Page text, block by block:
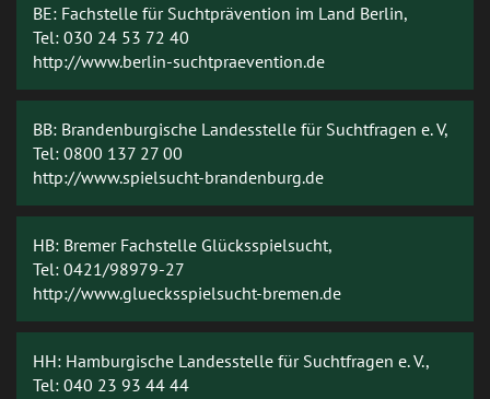
BE: Fachstelle für Suchtprävention im Land Berlin,
Tel: 030 24 53 72 40
http://www.berlin-suchtpraevention.de
BB: Brandenburgische Landesstelle für Suchtfragen e. V,
Tel: 0800 137 27 00
http://www.spielsucht-brandenburg.de
HB: Bremer Fachstelle Glücksspielsucht,
Tel: 0421/98979-27
http://www.gluecksspielsucht-bremen.de
HH: Hamburgische Landesstelle für Suchtfragen e. V.,
Tel: 040 23 93 44 44